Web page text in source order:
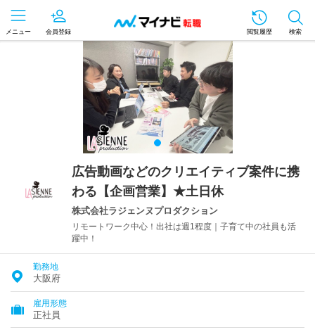
メニュー 会員登録 閲覧履歴 検索
広告動画などのクリエイティブ案件に携
わる【企画営業】★土日休
株式会社ラジェンヌプロダクション
リモートワーク中心！出社は週1程度｜子育て中の社員も活
躍中！
勤務地
大阪府
雇用形態
正社員